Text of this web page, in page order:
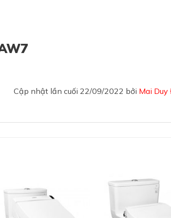
Cập nhật lần cuối 22/09/2022 bởi Mai Duy